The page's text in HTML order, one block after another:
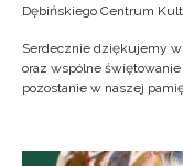
Dębińskiego Centrum
Serdecznie dziękujemy
oraz wspólne
pozostanie w naszej